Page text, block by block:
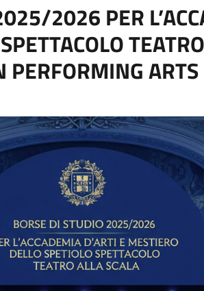
2026 PER
PERFORMING ARTS